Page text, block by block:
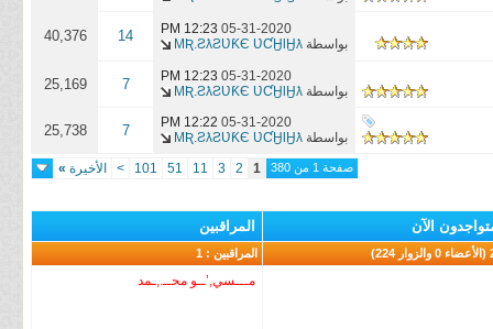
05-31-2020
12:23 PM
بواسطة MƦ.ƧƛƧƲƘЄ ƲƇӇƖӇƛ
14
40,376
05-31-2020
12:23 PM
بواسطة MƦ.ƧƛƧƲƘЄ ƲƇӇƖӇƛ
7
25,169
05-31-2020
12:22 PM
بواسطة MƦ.ƧƛƧƲƘЄ ƲƇӇƖӇƛ
7
25,738
صفحة 1 من 380 1
2
3
11
51
101
> الأخيرة »
الآن المراقبين
المراقبين : 1
مـــسي,’ــو محــ.,ـمد